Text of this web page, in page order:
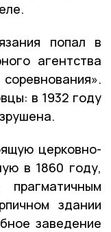
попал в
агентства
в 1932 году
церковно-
в 1860 году,
здании
заведение